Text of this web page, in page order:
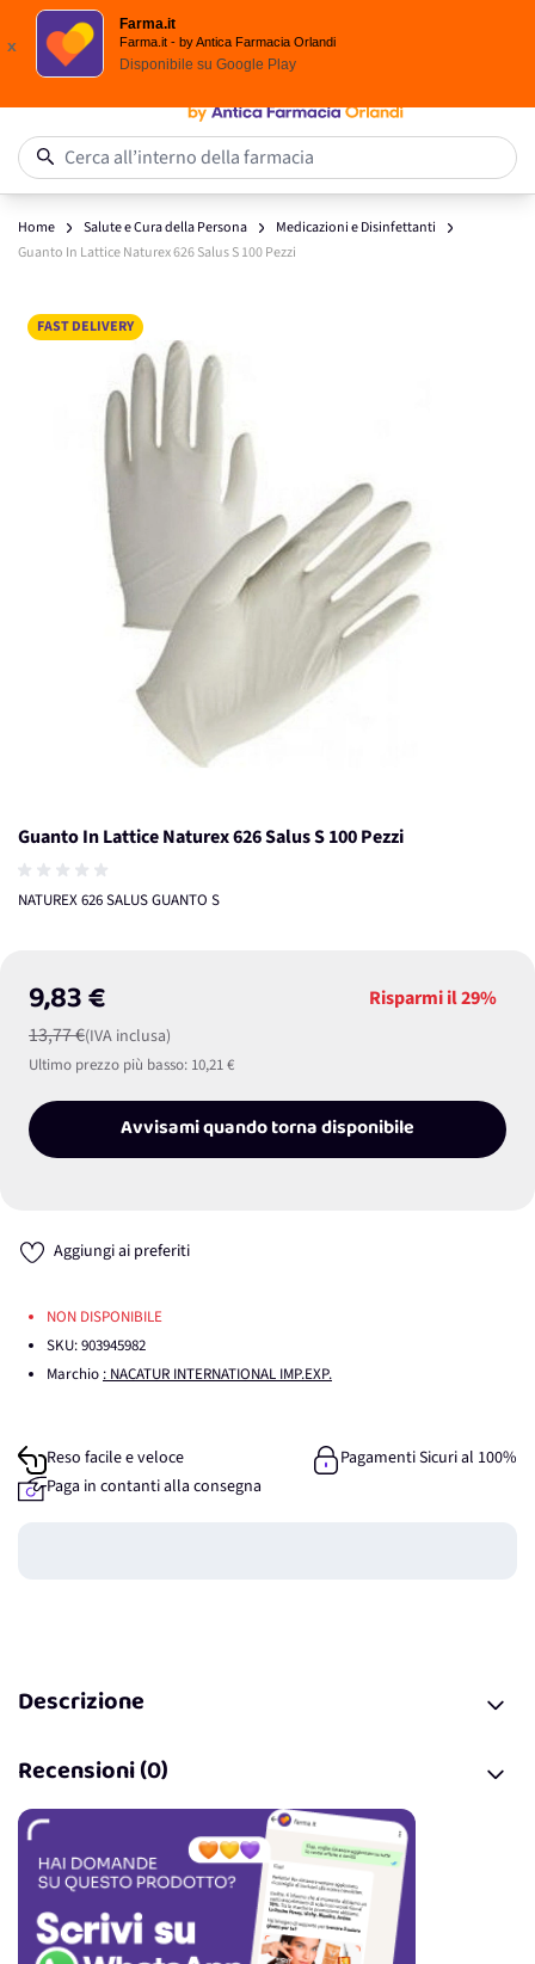
Spedizione
x
Farma.it
Farma.it - by Antica Farmacia Orlandi
Disponibile su Google Play
Salta al contenuto
Cerca all’interno della farmacia
Home Salute e Cura della Persona
Medicazioni e Disinfettanti
Guanto In Lattice Naturex 626 Salus S 100 Pezzi
FAST DELIVERY
Main image
Click to view image in fullscreen
Guanto In Lattice Naturex 626 Salus S 100 Pezzi
NATUREX 626 SALUS GUANTO S
9,83 €
13,77 €(IVA inclusa)
Risparmi il29%
Ultimo prezzo più basso: 10,21 €
Avvisami quando torna disponibile
Aggiungi ai preferiti
NON DISPONIBILE
SKU:903945982
Marchio : NACATUR INTERNATIONAL IMP.EXP.
Reso facile e veloce
Pagamenti Sicuri al 100%
Paga in contanti alla consegna
Descrizione
Recensioni (0)